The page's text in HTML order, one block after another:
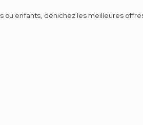
ou enfants, dénichez les meilleures